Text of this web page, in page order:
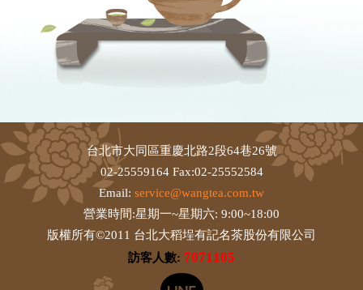
台北市大同區重慶北路2段64巷26號
02-25559164 Fax:02-25552584
Email: service@wangtea.com.tw
營業時間:星期一~星期六: 9:00~18:00
版權所有©2011 台北大稻埕有記名茶股份有限公司
訪客人數: 7071105